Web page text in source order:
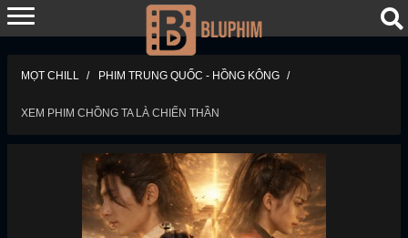
MỌT CHILL PHIM TRUNG QUỐC - HỒNG KÔNG
XEM PHIM CHỒNG TA LÀ CHIẾN THẦN